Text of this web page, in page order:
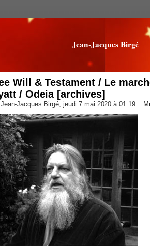
Jean-Jacques Birgé
Will & Testament / Le
/ Odeia [archives]
Jean-Jacques Birgé, jeudi 7 mai 2020 à 01:19 ::